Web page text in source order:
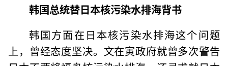
韩国总统替日本核污染水排海背书
韩国方面在日本核污染水排海这个问题
上，曾经态度坚决。文在寅政府就曾多次警告